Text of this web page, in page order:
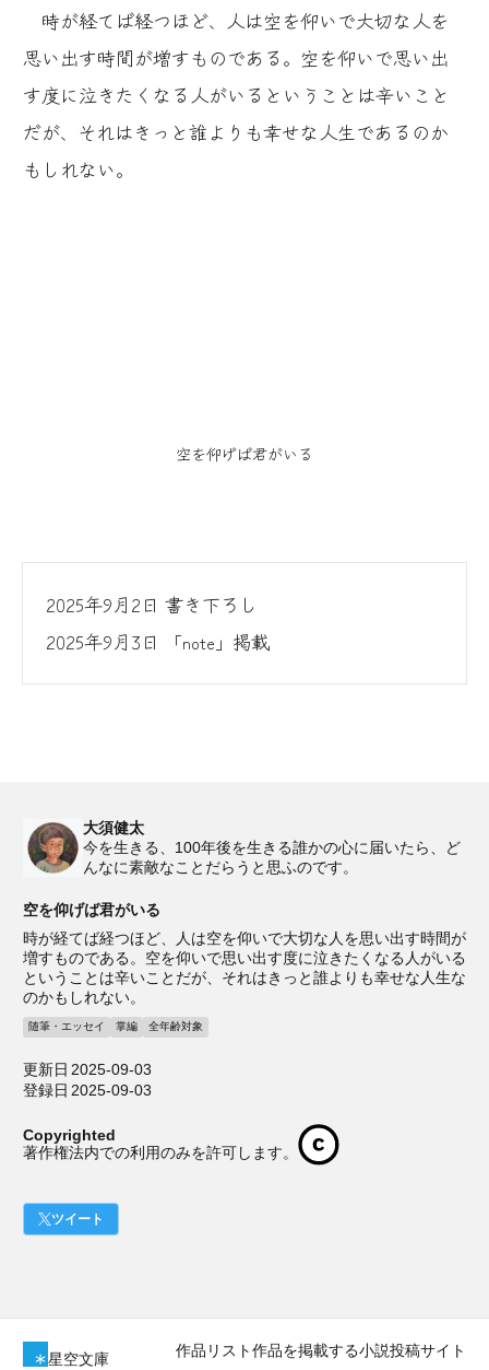
時が経てば経つほど、人は空を仰いで大切な人を
思い出す時間が増すものである。空を仰いで思い出
す度に泣きたくなる人がいるということは辛いこと
だが、それはきっと誰よりも幸せな人生であるのか
もしれない。
空を仰げば君がいる
2025年9月2日 書き下ろし
2025年9月3日 「note」掲載
大須健太
今を生きる、100年後を生きる誰かの心に届いたら、ど
んなに素敵なことだらうと思ふのです。
空を仰げば君がいる
時が経てば経つほど、人は空を仰いで大切な人を思い出す時間が
増すものである。空を仰いで思い出す度に泣きたくなる人がいる
ということは辛いことだが、それはきっと誰よりも幸せな人生な
のかもしれない。
随筆・エッセイ 掌編 全年齢対象
更新日 2025-09-03
登録日 2025-09-03
Copyrighted
著作権法内での利用のみを許可します。
ツイート
星空文庫 作品リスト作品を掲載する小説投稿サイト